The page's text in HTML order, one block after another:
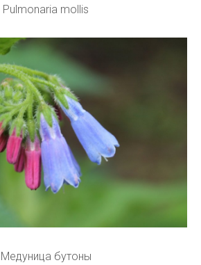
Pulmonaria mollis
Медуница бутоны